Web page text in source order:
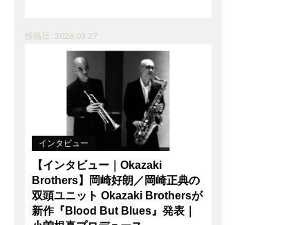
投稿日 : 2026.03.27
インタビュー
【インタビュー｜Okazaki
Brothers】岡崎好朗／岡崎正典の
双頭ユニット Okazaki Brothersが
新作『Blood But Blues』発表｜